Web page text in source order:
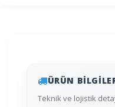
ÜRÜN
Teknik ve lojistik